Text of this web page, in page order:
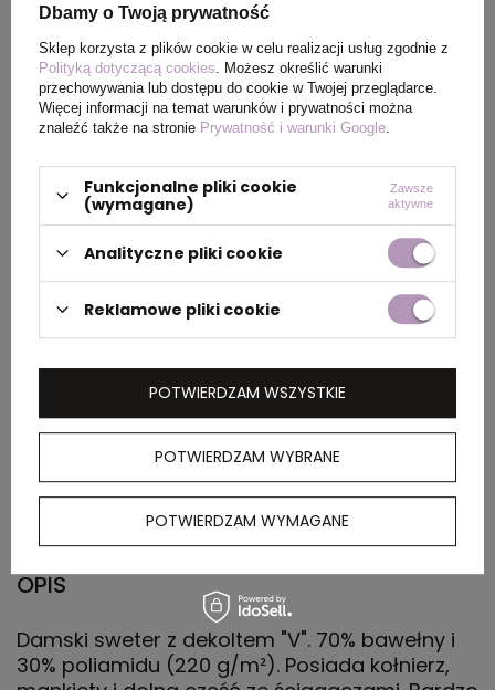
PAKOWANIE
Wymiary
kartonu
zewnętrznego
(m)
0.540X0.250X0.360
Ilość szt. w
kartonie
wewnętrznym
1
Waga
(kg)
7.000
OPIS
Damski sweter z dekoltem "V". 70% bawełny i
30% poliamidu (220 g/m²). Posiada kołnierz,
Dbamy o Twoją prywatność
Sklep korzysta z plików cookie w celu realizacji usług zgodnie z
Polityką dotyczącą cookies . Możesz określić warunki
przechowywania lub dostępu do cookie w Twojej przeglądarce.
Więcej informacji na temat warunków i prywatności można
znaleźć także na stronie Prywatność i warunki Google
Funkcjonalne pliki cookie
(wymagane)
Zawsze
aktywne
Analityczne pliki cookie
Reklamowe pliki cookie
POTWIERDZAM WYBRANE
POTWIERDZAM WYMAGANE
POTWIERDZAM WSZYSTKIE